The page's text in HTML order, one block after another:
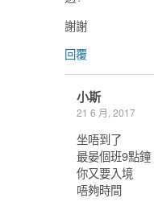
謝謝
回覆
小斯
21 6 月, 2017
坐唔到了
最晏個班9點鐘
你又要入境
唔夠時間